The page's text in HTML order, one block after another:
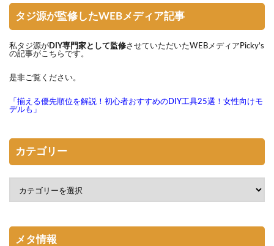
タジ源が監修したWEBメディア記事
私タジ源がDIY専門家として監修させていただいたWEBメディアPicky’s
の記事がこちらです。
是非ご覧ください。
「揃える優先順位を解説！初心者おすすめのDIY工具25選！女性向けモ
デルも」
カテゴリー
メタ情報